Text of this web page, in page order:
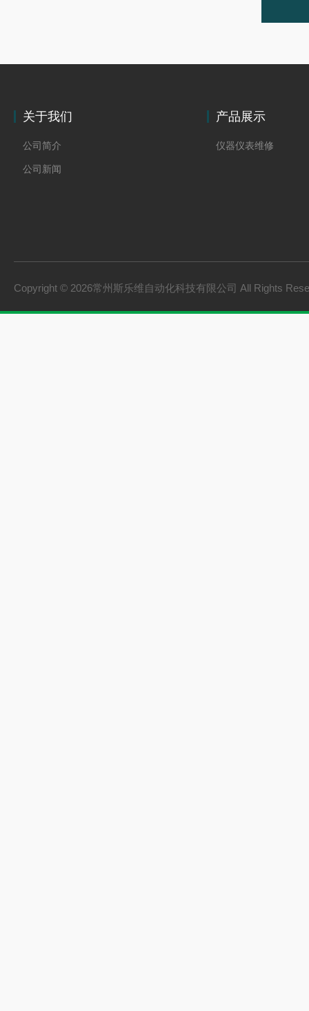
关于我们
公司简介
公司新闻
产品展示
仪器仪表维修
Copyright © 2026常州斯乐维自动化科技有限公司 All Rights